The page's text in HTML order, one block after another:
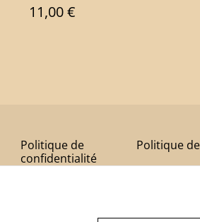
11,00 €
Politique de
confidentialité
Politique